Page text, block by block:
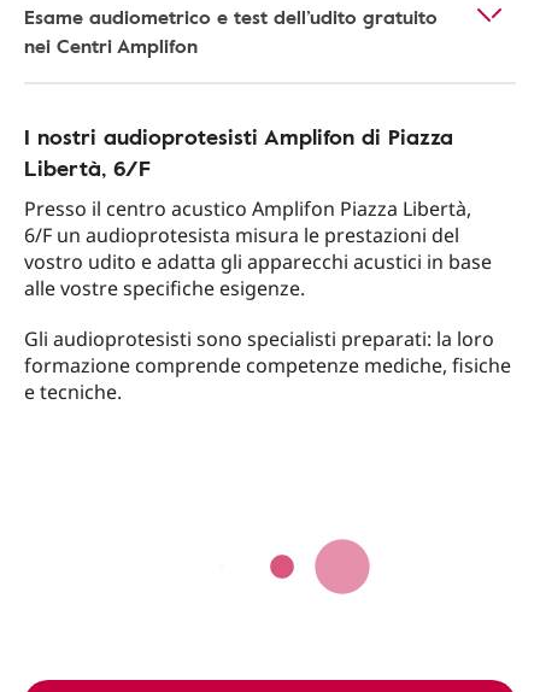
Esame audiometrico e test dell’udito gratuito
nei Centri Amplifon
I nostri audioprotesisti Amplifon di Piazza
Libertà, 6/F
Presso il centro acustico Amplifon Piazza Libertà,
6/F un audioprotesista misura le prestazioni del
vostro udito e adatta gli apparecchi acustici in base
alle vostre specifiche esigenze.
Gli audioprotesisti sono specialisti preparati: la loro
formazione comprende competenze mediche, fisiche
e tecniche.